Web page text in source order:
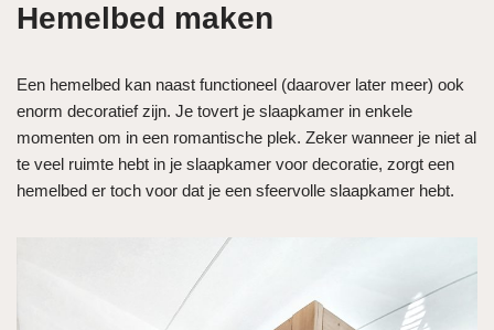
Hemelbed maken
Een hemelbed kan naast functioneel (daarover later meer) ook
enorm decoratief zijn. Je tovert je slaapkamer in enkele
momenten om in een romantische plek. Zeker wanneer je niet al
te veel ruimte hebt in je slaapkamer voor decoratie, zorgt een
hemelbed er toch voor dat je een sfeervolle slaapkamer hebt.